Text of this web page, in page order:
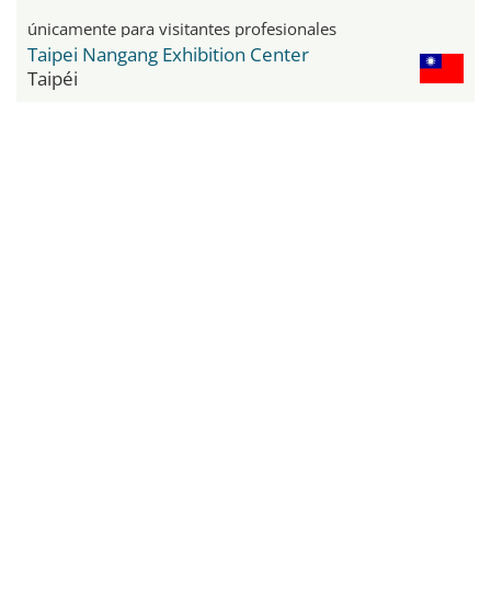
únicamente para visitantes profesionales
Taipei Nangang Exhibition Center
Taipéi